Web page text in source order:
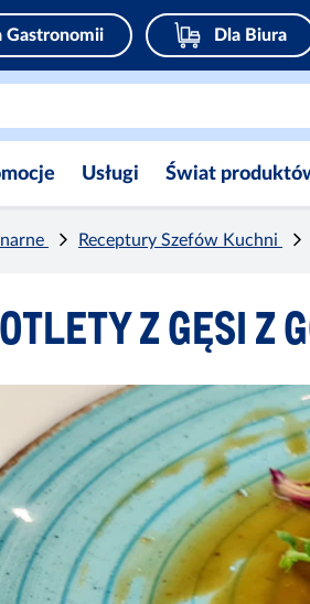
Gastronomii Dla Biura
Usługi Świat
Receptury Szefów Kuchni
Z GĘSI Z